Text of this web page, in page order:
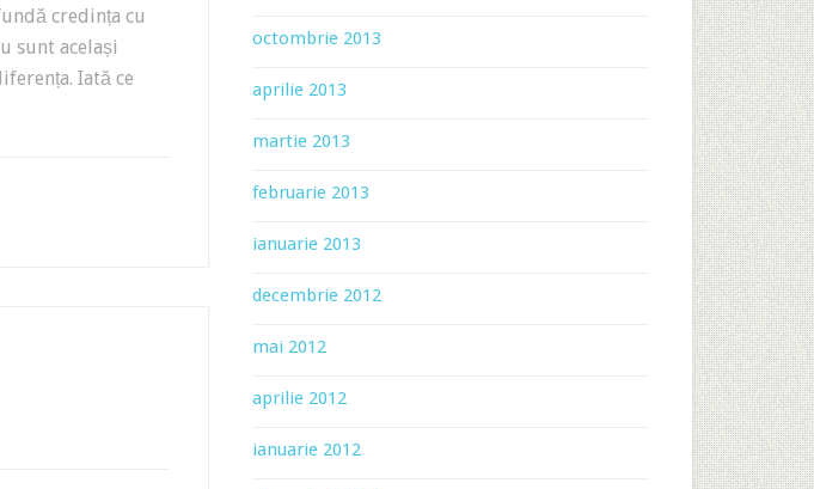
credința cu
sunt același
Iată ce
octombrie 2013
aprilie 2013
martie 2013
februarie 2013
ianuarie 2013
decembrie 2012
mai 2012
aprilie 2012
ianuarie 2012